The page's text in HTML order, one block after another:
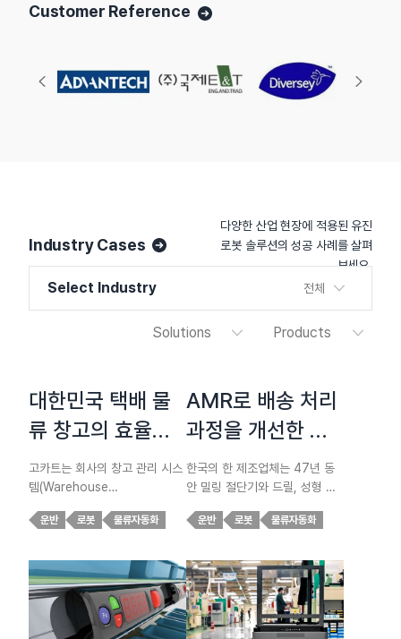
Customer Reference
Industry Cases
다양한 산업 현장에 적용된 유진
로봇 솔루션의 성공 사례를 살펴
보세요.
Select Industry 전체
Solutions
창고자동화
설비자동화
헬스케어
Products
커스텀AMR
자동화설비
대한민국 택배 물
류 창고의 효율성
과 안전성을 향상
시키는 유진로봇
고카트 AMR
고카트는 회사의 창고 관리 시스
템(Warehouse
WMS)과 주문 선별 솔루션 및
지정된 지점으로 자동으로 이동
하여 지정된 구역에 고정 작업자
가 주문을 받아 이행하고 상품을
최종 포장 구역으로 운반할 수 있
운반 로봇 물류자동화
AMR로 배송 처리
과정을 개선한 절
삭 공구 제조업체
한국의 한 제조업체는 47년 동
안 밀링 절단기와 드릴, 성형 공
혁신을 선도해 왔습니다. 창립 이
헌신, 최신 기술의 발전에 적응해
온 이 기업은 이제 유진로봇 고카
트 AMR을 도입하여 새로운 혁
신의 물결을 받아들이고 있습니
운반 로봇 물류자동화